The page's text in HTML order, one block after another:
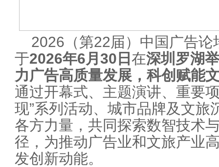
2026（第22届）中国广告论
于2026年6月30日 在深圳罗湖
力广告高质量发展，科创赋能
通过开幕式、主题演讲、重要
现”系列活动、城市品牌及文旅
各方力量，共同探索数智技术
径，为推动广告业和文旅产业
发创新动能。